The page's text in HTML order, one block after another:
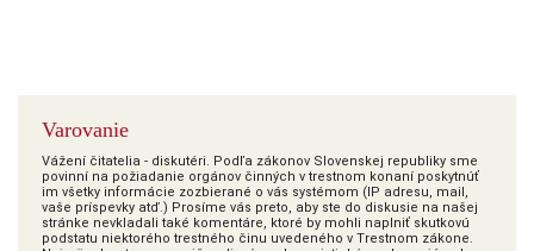
Varovanie
Vážení čitatelia - diskutéri. Podľa zákonov Slovenskej republiky sme
povinní na požiadanie orgánov činných v trestnom konaní poskytnúť
im všetky informácie zozbierané o vás systémom (IP adresu, mail,
vaše príspevky atď.) Prosíme vás preto, aby ste do diskusie na našej
stránke nevkladali také komentáre, ktoré by mohli naplniť skutkovú
podstatu niektorého trestného činu uvedeného v Trestnom zákone.